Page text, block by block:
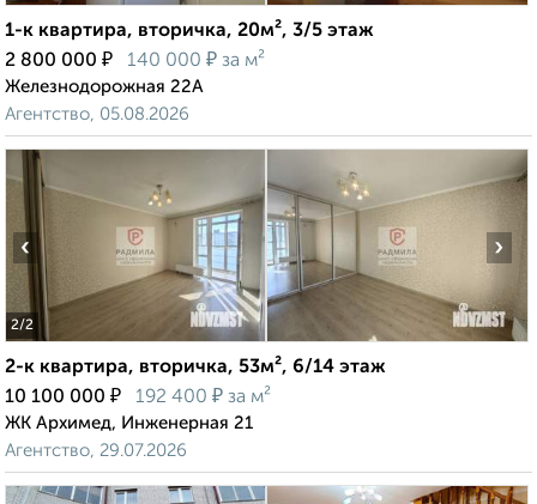
1-к квартира, вторичка, 20м², 3/5 этаж
2 800 000 ₽ 140 000 ₽ за м²
Железнодорожная 22А
Агентство, 05.08.2026
2/2
‹ ›
2-к квартира, вторичка, 53м², 6/14 этаж
10 100 000 ₽ 192 400 ₽ за м²
ЖК Архимед, Инженерная 21
Агентство, 29.07.2026